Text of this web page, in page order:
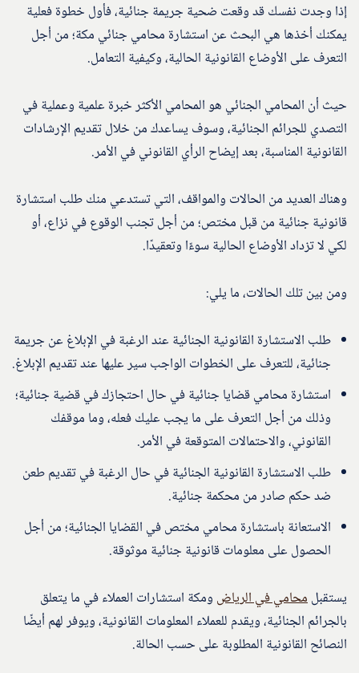
إذا وجدت نفسك قد وقعت ضحية جريمة جنائية، فأول خطوة فعلية
يمكنك أخذها هي البحث عن استشارة محامي جنائي مكة؛ من أجل
التعرف على الأوضاع القانونية الحالية، وكيفية التعامل.
حيث أن المحامي الجنائي هو المحامي الأكثر خبرة علمية وعملية في
التصدي للجرائم الجنائية، وسوف يساعدك من خلال تقديم الإرشادات
القانونية المناسبة، بعد إيضاح الرأي القانوني في الأمر.
وهناك العديد من الحالات والمواقف، التي تستدعي منك طلب استشارة
قانونية جنائية من قبل مختص؛ من أجل تجنب الوقوع في نزاع، أو
لكي لا تزداد الأوضاع الحالية سوءًا وتعقيدًا.
ومن بين تلك الحالات، ما يلي:
طلب الاستشارة القانونية الجنائية عند الرغبة في الإبلاغ عن جريمة
جنائية، للتعرف على الخطوات الواجب سير عليها عند تقديم الإبلاغ.
استشارة محامي قضايا جنائية في حال احتجازك في قضية جنائية؛
وذلك من أجل التعرف على ما يجب عليك فعله، وما موقفك
القانوني، والاحتمالات المتوقعة في الأمر.
طلب الاستشارة القانونية الجنائية في حال الرغبة في تقديم طعن
ضد حكم صادر من محكمة جنائية.
الاستعانة باستشارة محامي مختص في القضايا الجنائية؛ من أجل
الحصول على معلومات قانونية جنائية موثوقة.
يستقبلمحامي في الرياض ومكة استشارات العملاء في ما يتعلق
بالجرائم الجنائية، ويقدم للعملاء المعلومات القانونية، ويوفر لهم أيضًا
النصائح القانونية المطلوبة على حسب الحالة.